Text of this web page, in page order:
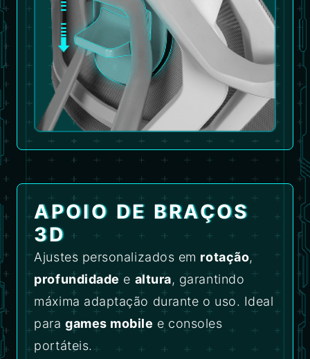
APOIO DE BRAÇOS
3D
Ajustes personalizados em rotação,
profundidadee altura, garantindo
máxima adaptação durante o uso. Ideal
paragames mobile e consoles
portáteis.